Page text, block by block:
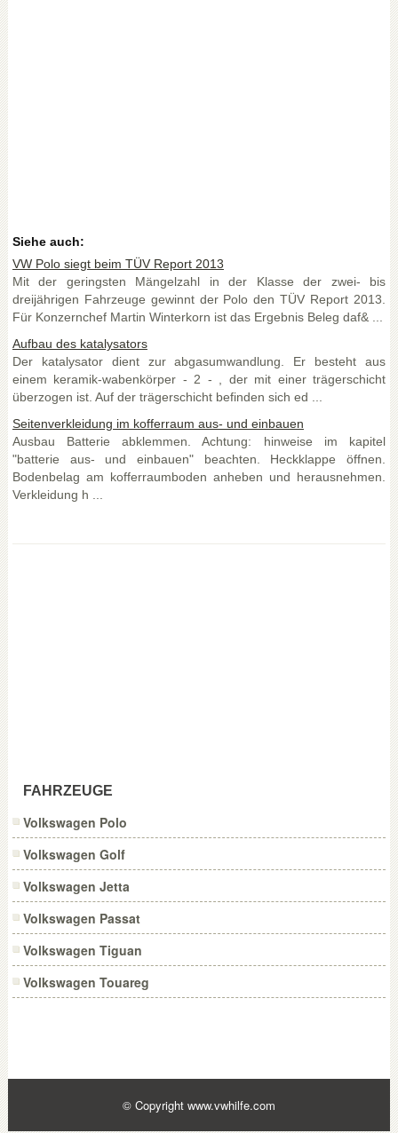
Siehe auch:
VW Polo siegt beim TÜV Report 2013
Mit der geringsten Mängelzahl in der Klasse der zwei- bis
dreijährigen Fahrzeuge gewinnt der Polo den TÜV Report 2013.
Für Konzernchef Martin Winterkorn ist das Ergebnis Beleg daf& ...
Aufbau des katalysators
Der katalysator dient zur abgasumwandlung. Er besteht aus
einem keramik-wabenkörper - 2 - , der mit einer trägerschicht
überzogen ist. Auf der trägerschicht befinden sich ed ...
Seitenverkleidung im kofferraum aus- und einbauen
Ausbau Batterie abklemmen. Achtung: hinweise im kapitel
"batterie aus- und einbauen" beachten. Heckklappe öffnen.
Bodenbelag am kofferraumboden anheben und herausnehmen.
Verkleidung h ...
FAHRZEUGE
Volkswagen Polo
Volkswagen Golf
Volkswagen Jetta
Volkswagen Passat
Volkswagen Tiguan
Volkswagen Touareg
© Copyright www.vwhilfe.com